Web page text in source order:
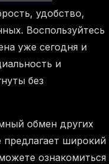
удобство,
Воспользуйтесь
уже сегодня и
и
без
обмен других
широкий
ознакомиться